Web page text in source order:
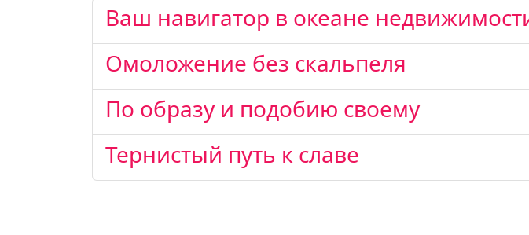
Ваш навигатор в океане
Омоложение без скальпеля
По образу и подобию своему
Тернистый путь к славе